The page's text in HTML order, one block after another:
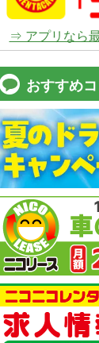
⇒ アプリなら
おすすめ